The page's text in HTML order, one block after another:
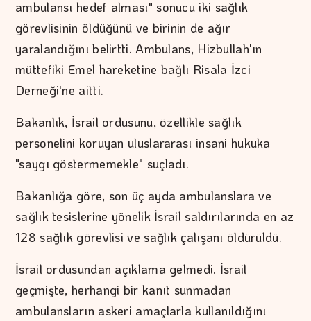
ambulansı hedef alması" sonucu iki sağlık
görevlisinin öldüğünü ve birinin de ağır
yaralandığını belirtti. Ambulans, Hizbullah'ın
müttefiki Emel hareketine bağlı Risala İzci
Derneği'ne aitti.
Bakanlık, İsrail ordusunu, özellikle sağlık
personelini koruyan uluslararası insani hukuka
"saygı göstermemekle" suçladı.
Bakanlığa göre, son üç ayda ambulanslara ve
sağlık tesislerine yönelik İsrail saldırılarında en az
128 sağlık görevlisi ve sağlık çalışanı öldürüldü.
İsrail ordusundan açıklama gelmedi. İsrail
geçmişte, herhangi bir kanıt sunmadan
ambulansların askeri amaçlarla kullanıldığını